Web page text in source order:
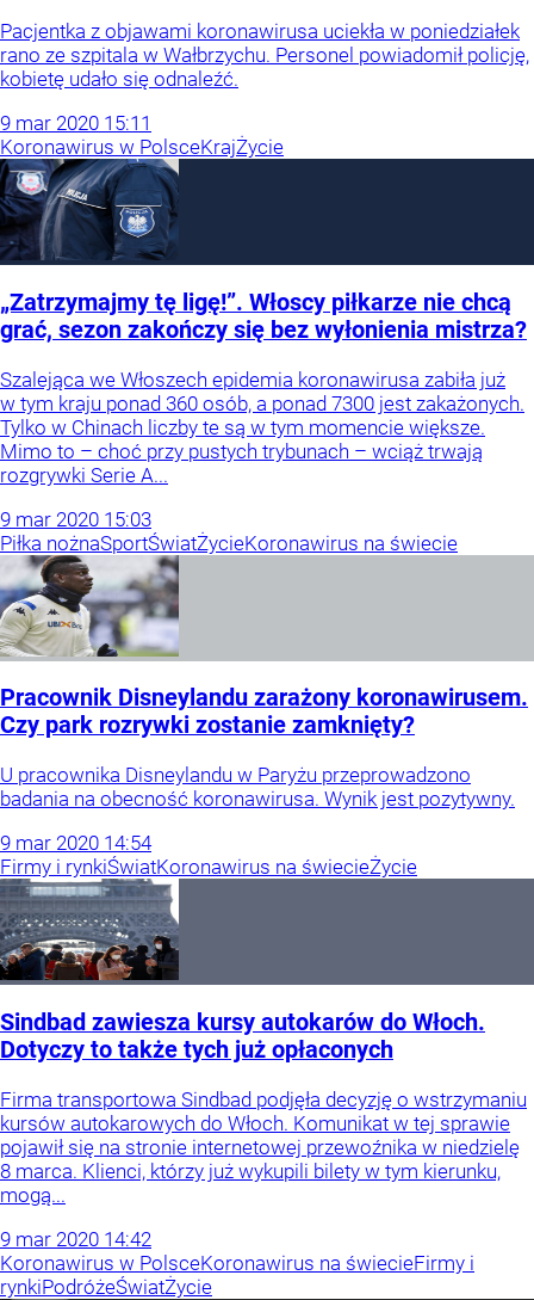
Pacjentka z objawami koronawirusa uciekła w poniedziałek
rano ze szpitala w Wałbrzychu. Personel powiadomił policję,
kobietę udało się odnaleźć.
9 mar 2020 15:11
Koronawirus w PolsceKrajŻycie
„Zatrzymajmy tę ligę!”. Włoscy piłkarze nie chcą
grać, sezon zakończy się bez wyłonienia mistrza?
Szalejąca we Włoszech epidemia koronawirusa zabiła już
w tym kraju ponad 360 osób, a ponad 7300 jest zakażonych.
Tylko w Chinach liczby te są w tym momencie większe.
Mimo to – choć przy pustych trybunach – wciąż trwają
rozgrywki Serie A...
9 mar 2020 15:03
Piłka nożnaSportŚwiatŻycieKoronawirus na świecie
Pracownik Disneylandu zarażony koronawirusem.
Czy park rozrywki zostanie zamknięty?
U pracownika Disneylandu w Paryżu przeprowadzono
badania na obecność koronawirusa. Wynik jest pozytywny.
9 mar 2020 14:54
Firmy i rynkiŚwiatKoronawirus na świecieŻycie
Sindbad zawiesza kursy autokarów do Włoch.
Dotyczy to także tych już opłaconych
Firma transportowa Sindbad podjęła decyzję o wstrzymaniu
kursów autokarowych do Włoch. Komunikat w tej sprawie
pojawił się na stronie internetowej przewoźnika w niedzielę
8 marca. Klienci, którzy już wykupili bilety w tym kierunku,
mogą...
9 mar 2020 14:42
Koronawirus w PolsceKoronawirus na świecieFirmy i
rynkiPodróżeŚwiatŻycie